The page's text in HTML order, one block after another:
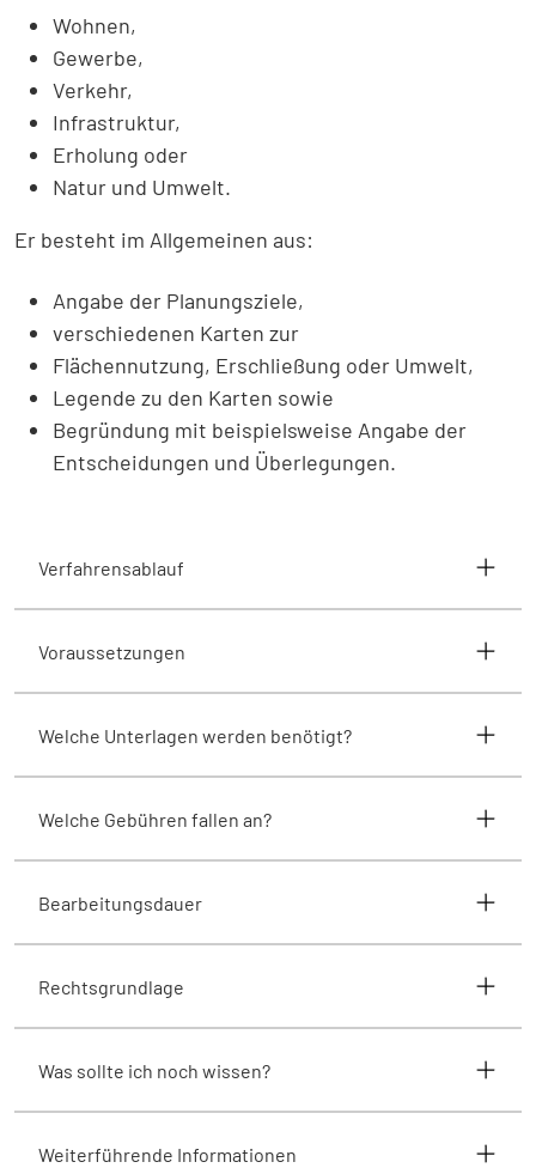
Wohnen,
Gewerbe,
Verkehr,
Infrastruktur,
Erholung oder
Natur und Umwelt.
Er besteht im Allgemeinen aus:
Angabe der Planungsziele,
verschiedenen Karten zur
Flächennutzung, Erschließung oder Umwelt,
Legende zu den Karten sowie
Begründung mit beispielsweise Angabe der
Entscheidungen und Überlegungen.
Verfahrensablauf
Voraussetzungen
Welche Unterlagen werden benötigt?
Welche Gebühren fallen an?
Bearbeitungsdauer
Rechtsgrundlage
Was sollte ich noch wissen?
Weiterführende Informationen